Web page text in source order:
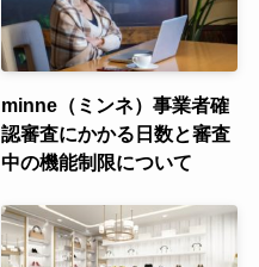
minne（ミンネ）事業者確
認審査にかかる日数と審査
中の機能制限について